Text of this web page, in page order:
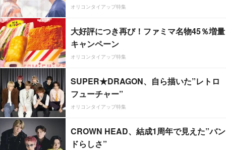
オリコンタイアップ特集
大好評につき再び！ファミマ名物45％増量
キャンペーン
オリコンタイアップ特集
SUPER★DRAGON、自ら描いた”レトロ
フューチャー”
オリコンタイアップ特集
CROWN HEAD、結成1周年で見えた”バン
ドらしさ”